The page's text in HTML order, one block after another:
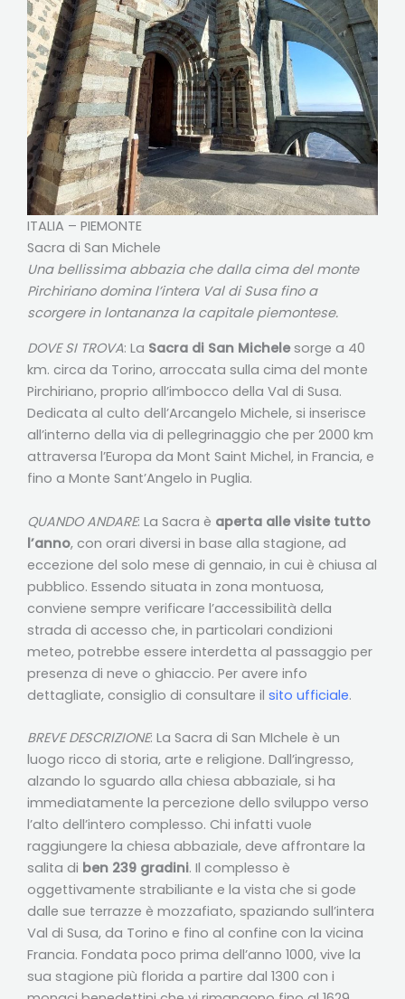
ITALIA – PIEMONTE
Sacra di San Michele
Una bellissima abbazia che dalla cima del monte
Pirchiriano domina l’intera Val di Susa fino a
scorgere in lontananza la capitale piemontese.
DOVE SI TROVA: La Sacra di San Michelesorge a 40
km. circa da Torino, arroccata sulla cima del monte
Pirchiriano, proprio all’imbocco della Val di Susa.
Dedicata al culto dell’Arcangelo Michele, si inserisce
all’interno della via di pellegrinaggio che per 2000 km
attraversa l’Europa da Mont Saint Michel, in Francia, e
fino a Monte Sant’Angelo in Puglia.
QUANDO ANDARE: La Sacra è aperta alle visite tutto
l’anno, con orari diversi in base alla stagione, ad
eccezione del solo mese di gennaio, in cui è chiusa al
pubblico. Essendo situata in zona montuosa,
conviene sempre verificare l’accessibilità della
strada di accesso che, in particolari condizioni
meteo, potrebbe essere interdetta al passaggio per
presenza di neve o ghiaccio. Per avere info
dettagliate, consiglio di consultare il sito ufficiale.
BREVE DESCRIZIONE: La Sacra di San MIchele è un
luogo ricco di storia, arte e religione. Dall’ingresso,
alzando lo sguardo alla chiesa abbaziale, si ha
immediatamente la percezione dello sviluppo verso
l’alto dell’intero complesso. Chi infatti vuole
raggiungere la chiesa abbaziale, deve affrontare la
salita di ben 239 gradini. Il complesso è
oggettivamente strabiliante e la vista che si gode
dalle sue terrazze è mozzafiato, spaziando sull’intera
Val di Susa, da Torino e fino al confine con la vicina
Francia. Fondata poco prima dell’anno 1000, vive la
sua stagione più florida a partire dal 1300 con i